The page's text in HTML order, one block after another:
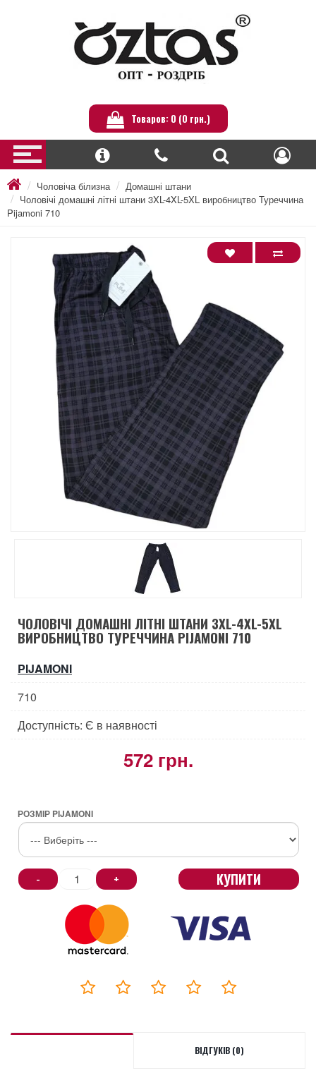
Товаров: 0 (0 грн.)
Чоловіча білизна
Домашні штани
Чоловічі домашні літні штани 3XL-4XL-5XL виробництво Туреччина
Pijamoni 710
ЧОЛОВІЧІ ДОМАШНІ ЛІТНІ ШТАНИ 3XL-4XL-5XL
ВИРОБНИЦТВО ТУРЕЧЧИНА PIJAMONI 710
PIJAMONI
710
Доступність: Є в наявності
572 грн.
РОЗМІР PIJAMONI
- + КУПИТИ
ВІДГУКІВ (0)